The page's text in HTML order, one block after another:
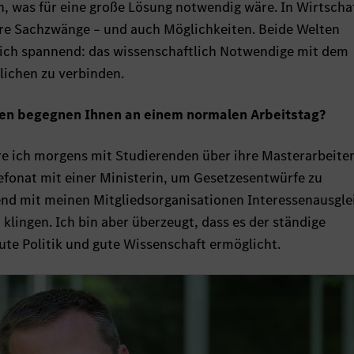
was für eine große Lösung notwendig wäre. In
Sachzwänge – und auch Möglichkeiten. Beide Welten
spannend: das wissenschaftlich Notwendige mit dem
zu verbinden.
begegnen Ihnen an einem normalen Arbeitstag?
ich morgens mit Studierenden über ihre
mit einer Ministerin, um Gesetzesentwürfe zu
mit meinen Mitgliedsorganisationen
Ich bin aber überzeugt, dass es der ständige
Politik und gute Wissenschaft ermöglicht.